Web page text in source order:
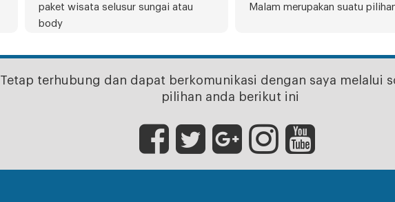
paket wisata selusur sungai atau
body
Malam merupakan suatu
Tetap terhubung dan dapat berkomunikasi dengan saya melalui
pilihan anda berikut ini